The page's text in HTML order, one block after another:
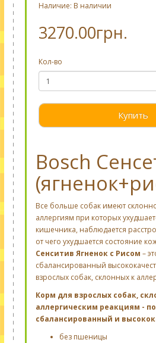
Наличие: В наличии
3270.00грн.
Кол-во
Купить
Bosch
Все больше собак имеют
аллергиям при которых
кишечника, наблюдается
от чего ухудшается состояние
Сенситив Ягненок с Рисом –
сбалансированный
взрослых собак, склонных к
Корм для взрослых собак,
аллергическим реакциям -
сбалансированный и
без пшеницы